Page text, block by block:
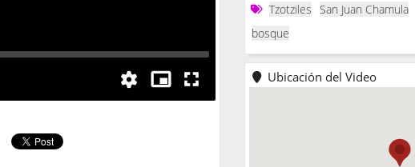
Tzotziles San Juan Chamula
bosque
Ubicación del Video